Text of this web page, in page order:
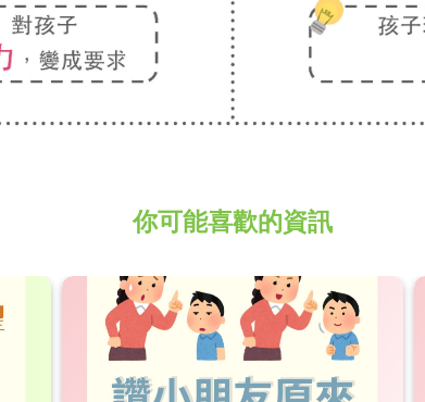
你可能喜歡的資訊